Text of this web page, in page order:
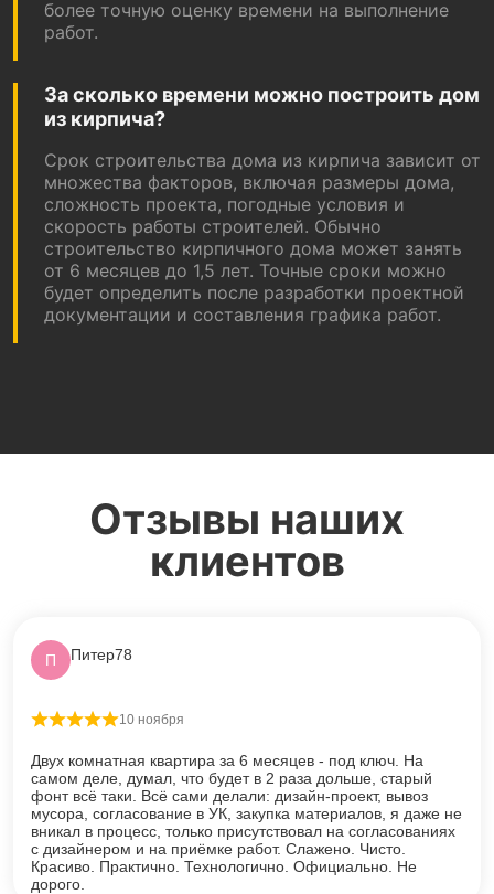
более точную оценку времени на выполнение
работ.
За сколько времени можно построить дом
из кирпича?
Срок строительства дома из кирпича зависит от
множества факторов, включая размеры дома,
сложность проекта, погодные условия и
скорость работы строителей. Обычно
строительство кирпичного дома может занять
от 6 месяцев до 1,5 лет. Точные сроки можно
будет определить после разработки проектной
документации и составления графика работ.
Отзывы наших
клиентов
П Питер78
Оценка5из 5
10 ноября
Двух комнатная квартира за 6 месяцев - под ключ. На
самом деле, думал, что будет в 2 раза дольше, старый
фонт всё таки. Всё сами делали: дизайн-проект, вывоз
мусора, согласование в УК, закупка материалов, я даже не
вникал в процесс, только присутствовал на согласованиях
с дизайнером и на приёмке работ. Слажено. Чисто.
Красиво. Практично. Технологично. Официально. Не
дорого.